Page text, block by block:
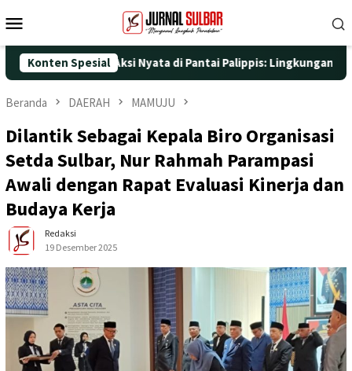
ke
Mobile
Konten Spesial
25 dengan Aksi Nyata di Pantai Palippis: Lingkungan dan
Beranda DAERAH MAMUJU
Dilantik Sebagai Kepala Biro Organisasi
Setda Sulbar, Nur Rahmah Parampasi
Awali dengan Rapat Evaluasi Kinerja dan
Budaya Kerja
Redaksi
19 Desember 2025